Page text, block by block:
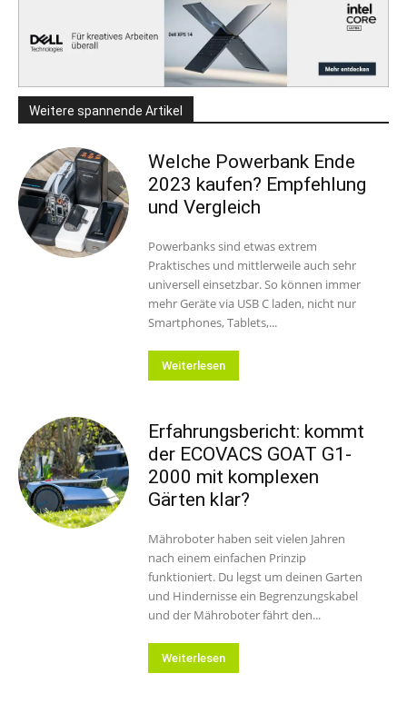
Weitere spannende Artikel
Welche Powerbank Ende
2023 kaufen? Empfehlung
und Vergleich
Powerbanks sind etwas extrem
Praktisches und mittlerweile auch sehr
universell einsetzbar. So können immer
mehr Geräte via USB C laden, nicht nur
Smartphones, Tablets,...
Weiterlesen
Erfahrungsbericht: kommt
der ECOVACS GOAT G1-
2000 mit komplexen
Gärten klar?
Mähroboter haben seit vielen Jahren
nach einem einfachen Prinzip
funktioniert. Du legst um deinen Garten
und Hindernisse ein Begrenzungskabel
und der Mähroboter fährt den...
Weiterlesen